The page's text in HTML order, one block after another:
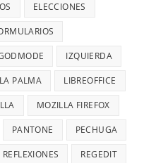
ELECCIONES
IZQUIERDA
LA PALMA LIBREOFFICE
MOZILLA FIREFOX
PANTONE PECHUGA
REFLEXIONES REGEDIT